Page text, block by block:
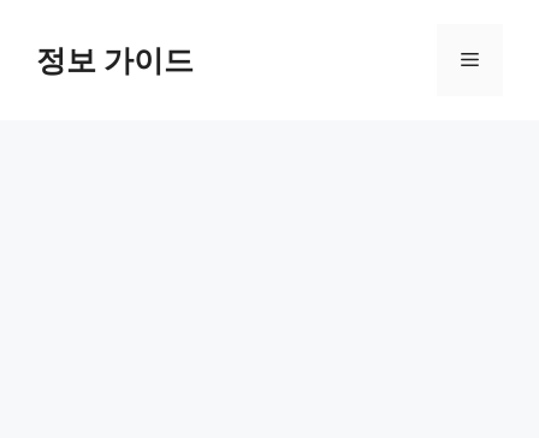
정보 가이드 메